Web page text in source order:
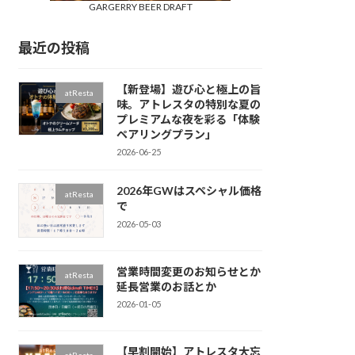
GARGERRY BEER DRAFT
最近の投稿
atResta
【新登場】遊び心と極上の旨
味。アトレスタの特別な夏の
プレミアムな夜を彩る「体験
ペアリングプラン」
2026-06-25
atResta
2026年GWはスペシャル価格
で
2026-05-03
atResta
営業時間変更のお知らせとか
延長営業のお話とか
2026-01-05
【早割開始】アトレスタ大忘